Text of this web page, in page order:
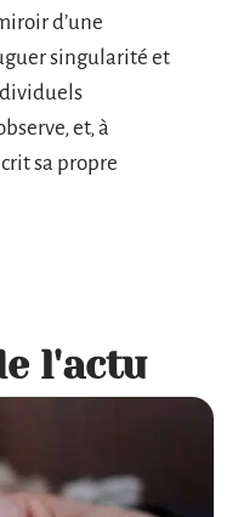
d’une
singularité et
et, à
sa propre
l'actu